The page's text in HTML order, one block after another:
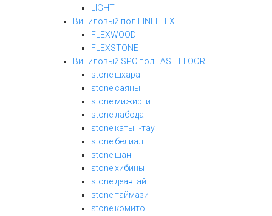
LIGHT
Виниловый пол FINEFLEX
FLEXWOOD
FLEXSTONE
Виниловый SPC пол FAST FLOOR
stone шхара
stone саяны
stone мижирги
stone лабода
stone катын-тау
stone белиал
stone шан
stone хибины
stone деавгай
stone таймази
stone комито